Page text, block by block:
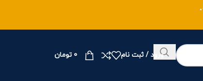
ورود / ثبت نام 0 تومان